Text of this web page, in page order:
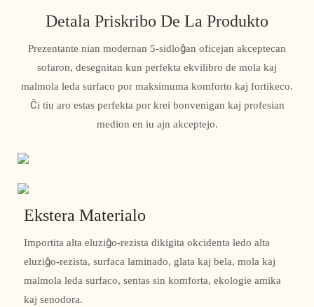
Detala Priskribo De La Produkto
Prezentante nian modernan 5-sidloĝan oficejan akceptecan
sofaron, desegnitan kun perfekta ekvilibro de mola kaj
malmola leda surfaco por maksimuma komforto kaj fortikeco.
Ĉi tiu aro estas perfekta por krei bonvenigan kaj profesian
medion en iu ajn akceptejo.
Ekstera Materialo
Importita alta eluziĝo-rezista dikigita okcidenta ledo alta
eluziĝo-rezista, surfaca laminado, glata kaj bela, mola kaj
malmola leda surfaco, sentas sin komforta, ekologie amika
kaj senodora.